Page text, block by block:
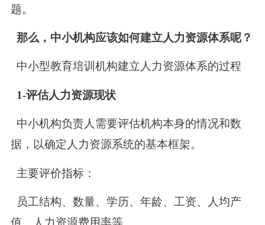
题。
那么，中小机构应该如何建立人力资源体系呢？
中小型教育培训机构建立人力资源体系的过程
1-评估人力资源现状
中小机构负责人需要评估机构本身的情况和数
据，以确定人力资源系统的基本框架。
主要评价指标：
员工结构、数量、学历、年龄、工资、人均产
值、人力资源费用率等。